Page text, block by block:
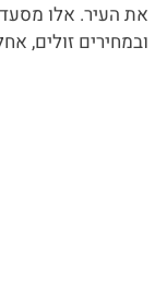
את העיר. אלו
ובמחירים זולים,